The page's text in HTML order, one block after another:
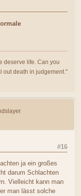
deserve life. Can you
out death in judgement."
#16
ja ein großes
darum Schlachten
Vielleicht kann man
man lässt solche